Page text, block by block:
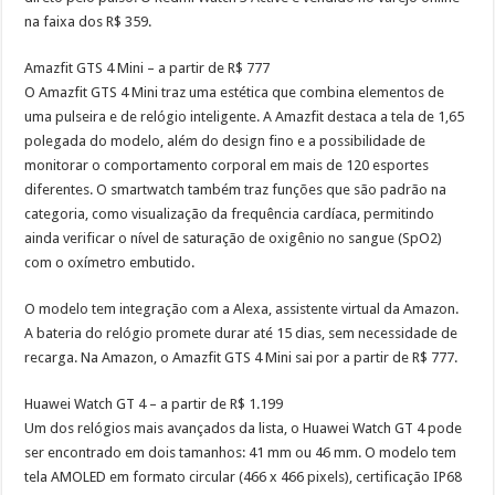
na faixa dos R$ 359.
Amazfit GTS 4 Mini – a partir de R$ 777
O Amazfit GTS 4 Mini traz uma estética que combina elementos de
uma pulseira e de relógio inteligente. A Amazfit destaca a tela de 1,65
polegada do modelo, além do design fino e a possibilidade de
monitorar o comportamento corporal em mais de 120 esportes
diferentes. O smartwatch também traz funções que são padrão na
categoria, como visualização da frequência cardíaca, permitindo
ainda verificar o nível de saturação de oxigênio no sangue (SpO2)
com o oxímetro embutido.
O modelo tem integração com a Alexa, assistente virtual da Amazon.
A bateria do relógio promete durar até 15 dias, sem necessidade de
recarga. Na Amazon, o Amazfit GTS 4 Mini sai por a partir de R$ 777.
Huawei Watch GT 4 – a partir de R$ 1.199
Um dos relógios mais avançados da lista, o Huawei Watch GT 4 pode
ser encontrado em dois tamanhos: 41 mm ou 46 mm. O modelo tem
tela AMOLED em formato circular (466 x 466 pixels), certificação IP68